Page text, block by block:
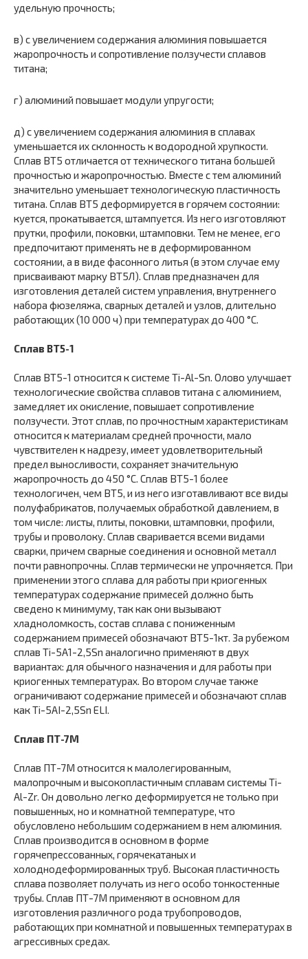
удельную прочность;
в) с увеличением содержания алюминия повышается
жаропрочность и сопротивление ползучести сплавов
титана;
г) алюминий повышает модули упругости;
д) с увеличением содержания алюминия в сплавах
уменьшается их склонность к водородной хрупкости.
Сплав ВТ5 отличается от технического титана большей
прочностью и жаропрочностью. Вместе с тем алюминий
значительно уменьшает технологическую пластичность
титана. Сплав ВТ5 деформируется в горячем состоянии:
куется, прокатывается, штампуется. Из него изготовляют
прутки, профили, поковки, штамповки. Тем не менее, его
предпочитают применять не в деформированном
состоянии, а в виде фасонного литья (в этом случае ему
присваивают марку ВТ5Л). Сплав предназначен для
изготовления деталей систем управления, внутреннего
набора фюзеляжа, сварных деталей и узлов, длительно
работающих (10 000 ч) при температурах до 400 °С.
Сплав ВТ5-1
Сплав ВТ5-1 относится к системе Ti-Al-Sn. Олово улучшает
технологические свойства сплавов титана с алюминием,
замедляет их окисление, повышает сопротивление
ползучести. Этот сплав, по прочностным характеристикам
относится к материалам средней прочности, мало
чувствителен к надрезу, имеет удовлетворительный
предел выносливости, сохраняет значительную
жаропрочность до 450 °С. Сплав ВТ5-1 более
технологичен, чем ВТ5, и из него изготавливают все виды
полуфабрикатов, получаемых обработкой давлением, в
том числе: листы, плиты, поковки, штамповки, профили,
трубы и проволоку. Сплав сваривается всеми видами
сварки, причем сварные соединения и основной металл
почти равнопрочны. Сплав термически не упрочняется. При
применении этого сплава для работы при криогенных
температурах содержание примесей должно быть
сведено к минимуму, так как они вызывают
хладноломкость, состав сплава с пониженным
содержанием примесей обозначают ВТ5-1кт. За рубежом
сплав Ti-5A1-2,5Sn аналогично применяют в двух
вариантах: для обычного назначения и для работы при
криогенных температурах. Во втором случае также
ограничивают содержание примесей и обозначают сплав
как Ti-5AI-2,5Sn ELI.
Сплав ПТ-7М
Сплав ПТ-7М относится к малолегированным,
малопрочным и высокопластичным сплавам системы Ti-
Al-Zr. Он довольно легко деформируется не только при
повышенных, но и комнатной температуре, что
обусловлено небольшим содержанием в нем алюминия.
Сплав производится в основном в форме
горячепрессованных, горячекатаных и
холоднодеформированных труб. Высокая пластичность
сплава позволяет получать из него особо тонкостенные
трубы. Сплав ПТ-7М применяют в основном для
изготовления различного рода трубопроводов,
работающих при комнатной и повышенных температурах в
агрессивных средах.